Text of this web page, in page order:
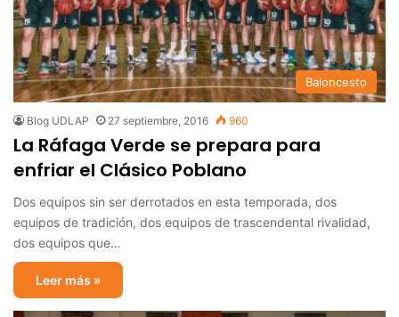
Baloncesto
Blog UDLAP 27 septiembre, 2016 960
La Ráfaga Verde se prepara para
enfriar el Clásico Poblano
Dos equipos sin ser derrotados en esta temporada, dos
equipos de tradición, dos equipos de trascendental rivalidad,
dos equipos que…
Leer más »